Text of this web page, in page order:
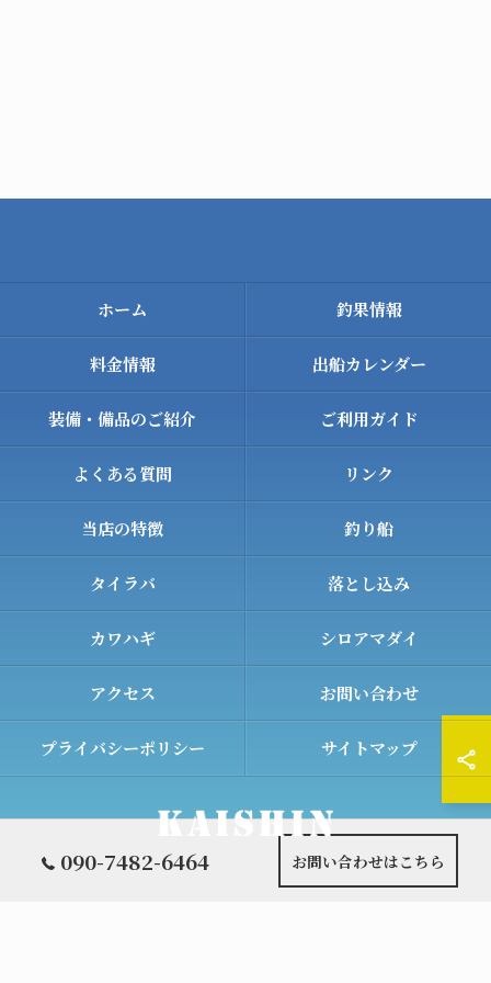
090-7482-6464 お問い合わせはこちら
ホーム 釣果情報
料金情報 出船カレンダー
装備・備品のご紹介 ご利用ガイド
よくある質問 リンク
当店の特徴 釣り船
タイラバ 落とし込み
カワハギ シロアマダイ
アクセス お問い合わせ
プライバシーポリシー サイトマップ